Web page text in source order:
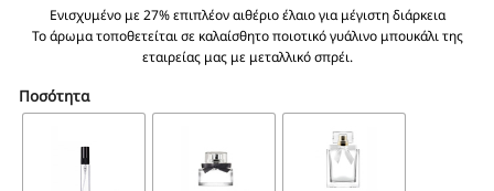
€3.00
through
€19.00
Ενισχυμένο με 27% επιπλέον αιθέριο έλαιο για μέγιστη διάρκεια
Το άρωμα τοποθετείται σε καλαίσθητο ποιοτικό γυάλινο μπουκάλι της
εταιρείας μας με μεταλλικό σπρέι.
Ποσότητα